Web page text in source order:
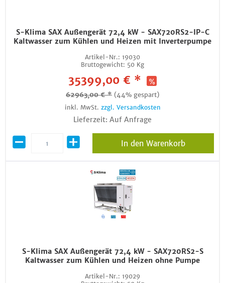
S-Klima SAX Außengerät 72,4 kW - SAX720RS2-IP-C
Kaltwasser zum Kühlen und Heizen mit Inverterpumpe
Artikel-Nr.: 19030
Bruttogewicht: 50 Kg
35399,00 € *
62963,00 € * (44% gespart)
inkl. MwSt. zzgl. Versandkosten
Lieferzeit: Auf Anfrage
In den Warenkorb
S-Klima SAX Außengerät 72,4 kW - SAX720RS2-S
Kaltwasser zum Kühlen und Heizen ohne Pumpe
Artikel-Nr.: 19029